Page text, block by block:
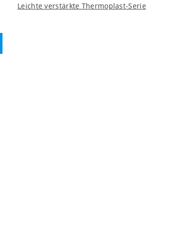
Leichte verstärkte Thermoplast-Serie